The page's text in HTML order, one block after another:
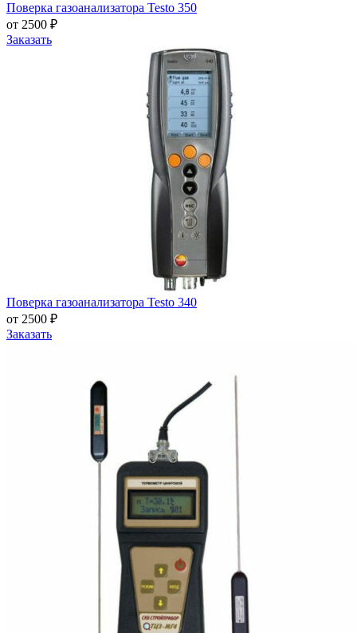
Поверка газоанализатора Testo 350
от 2500 ₽
Заказать
Поверка газоанализатора Testo 340
от 2500 ₽
Заказать